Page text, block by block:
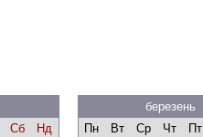
Сб
Нд
березень
Пн
Вт Ср Чт Пт